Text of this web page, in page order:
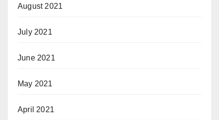
August 2021
July 2021
June 2021
May 2021
April 2021